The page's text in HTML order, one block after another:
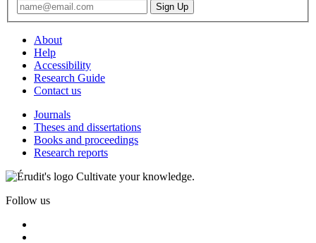
About
Help
Accessibility
Research Guide
Contact us
Journals
Theses and dissertations
Books and proceedings
Research reports
Cultivate your knowledge.
Follow us